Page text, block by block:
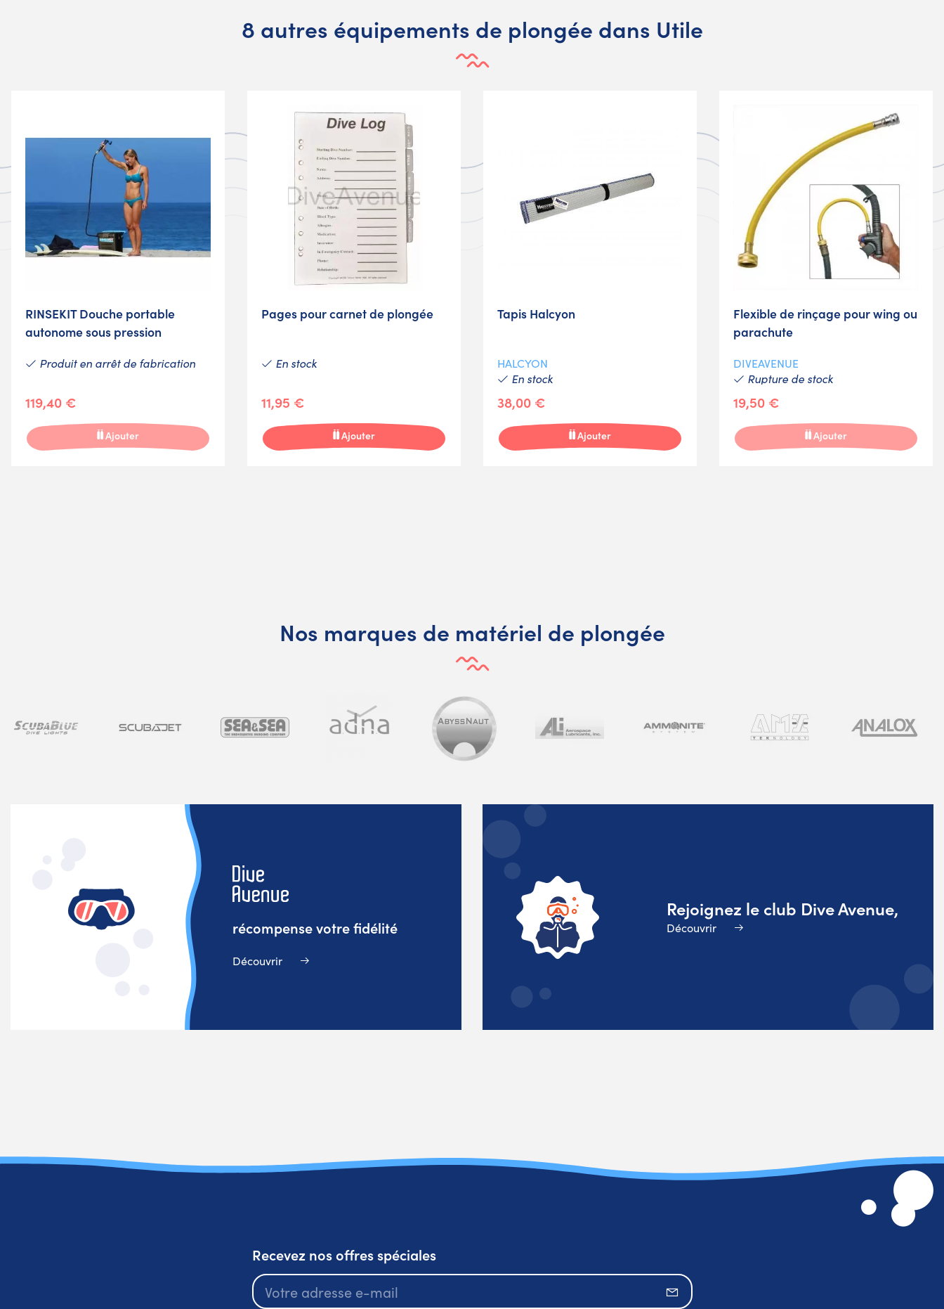
8 autres équipements de plongée dans Utile
RINSEKIT Douche portable
autonome sous pression
Produit en arrêt de fabrication
119,40 €
Ajouter
Pages pour carnet de plongée
En stock
11,95 €
Ajouter
Tapis Halcyon
HALCYON
En stock
38,00 €
Ajouter
Flexible de rinçage pour wing ou
parachute
DIVEAVENUE
Rupture de stock
19,50 €
Ajouter
Nos marques de matériel de plongée
récompense votre fidélité
Découvrir
Rejoignez le club Dive Avenue,
Découvrir
Recevez nos offres spéciales